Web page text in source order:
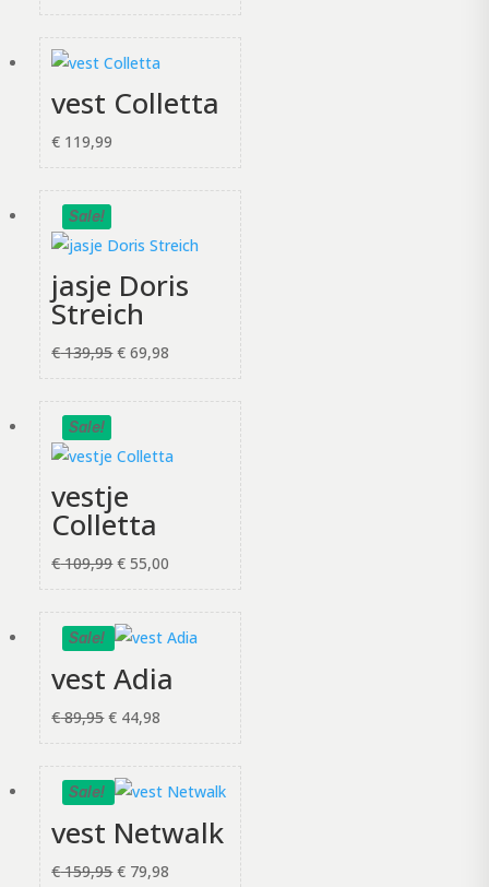
vest Colletta
€ 119,99
Sale!
jasje Doris
Streich
€139,95Oorspronkelijke
prijs
was:
€ 69,98
prijs
is:
Sale!
vestje
Colletta
€109,99Oorspronkelijke
prijs
was:
€ 109,99.
€ 55,00
prijs
is:
€ 55,00.
Sale!
vest Adia
€89,95Oorspronkelijke
prijs
was:
€ 89,95.
€ 44,98
prijs
is:
€ 44,98.
Sale!
vest Netwalk
€159,95Oorspronkelijke
€ 79,98